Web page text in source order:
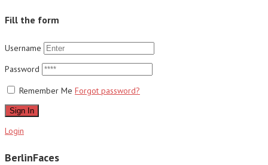
Fill the form
Username
Password
Remember Me Forgot password?
Sign In
Login
BerlinFaces